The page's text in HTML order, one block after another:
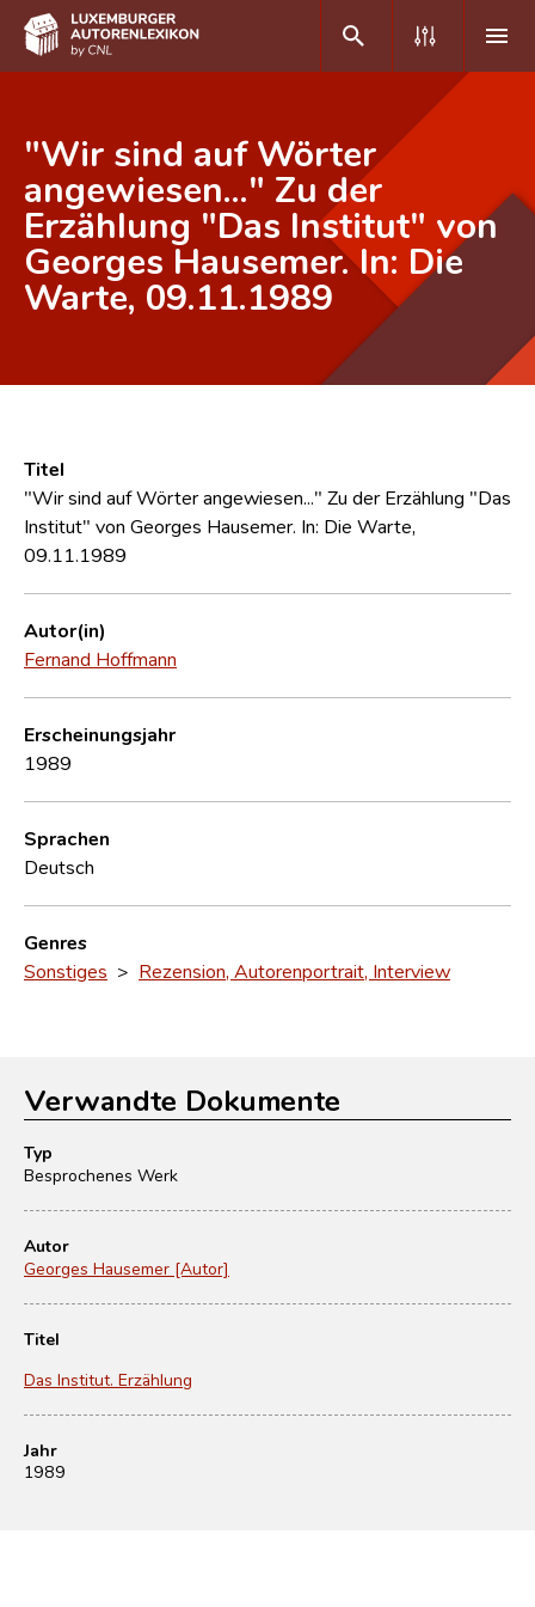
DE FR
Home
Autor(inn)en A-Z
Erweiterte Suche
Forschungsgruppe
Kontakt
"Wir sind auf Wörter
angewiesen..." Zu der
Erzählung "Das Institut" von
Georges Hausemer. In: Die
Warte, 09.11.1989
Titel
"Wir sind auf Wörter angewiesen..." Zu der Erzählung "Das
Institut" von Georges Hausemer. In: Die Warte,
09.11.1989
Autor(in)
Fernand Hoffmann
Erscheinungsjahr
1989
Sprachen
Deutsch
Genres
Sonstiges > Rezension, Autorenportrait, Interview
Verwandte Dokumente
Typ
Besprochenes Werk
Autor
Georges Hausemer [Autor]
Titel
Das Institut. Erzählung
Jahr
1989